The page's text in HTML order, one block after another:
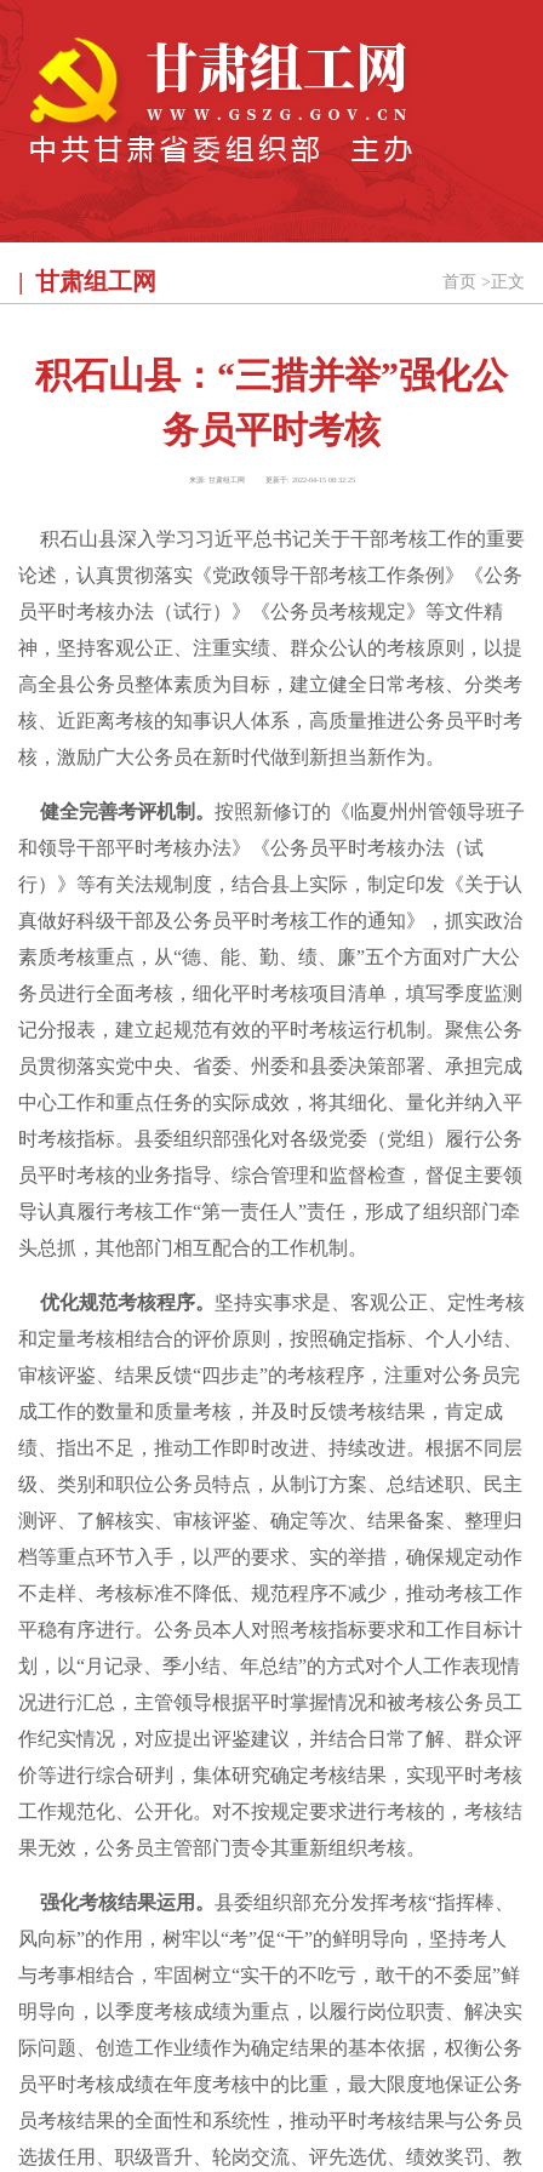
甘肃组工网 首页 > 正文
积石山县：“三措并举”强化公
务员平时考核
来源: 甘肃组工网 更新于: 2022-04-15 08:32:25
积石山县深入学习习近平总书记关于干部考核工作的重要
论述，认真贯彻落实《党政领导干部考核工作条例》《公务
员平时考核办法（试行）》《公务员考核规定》等文件精
神，坚持客观公正、注重实绩、群众公认的考核原则，以提
高全县公务员整体素质为目标，建立健全日常考核、分类考
核、近距离考核的知事识人体系，高质量推进公务员平时考
核，激励广大公务员在新时代做到新担当新作为。
健全完善考评机制。 按照新修订的《临夏州州管领导班子
和领导干部平时考核办法》《公务员平时考核办法（试
行）》等有关法规制度，结合县上实际，制定印发《关于认
真做好科级干部及公务员平时考核工作的通知》，抓实政治
素质考核重点，从“德、能、勤、绩、廉”五个方面对广大公
务员进行全面考核，细化平时考核项目清单，填写季度监测
记分报表，建立起规范有效的平时考核运行机制。聚焦公务
员贯彻落实党中央、省委、州委和县委决策部署、承担完成
中心工作和重点任务的实际成效，将其细化、量化并纳入平
时考核指标。县委组织部强化对各级党委（党组）履行公务
员平时考核的业务指导、综合管理和监督检查，督促主要领
导认真履行考核工作“第一责任人”责任，形成了组织部门牵
头总抓，其他部门相互配合的工作机制。
优化规范考核程序。 坚持实事求是、客观公正、定性考核
和定量考核相结合的评价原则，按照确定指标、个人小结、
审核评鉴、结果反馈“四步走”的考核程序，注重对公务员完
成工作的数量和质量考核，并及时反馈考核结果，肯定成
绩、指出不足，推动工作即时改进、持续改进。根据不同层
级、类别和职位公务员特点，从制订方案、总结述职、民主
测评、了解核实、审核评鉴、确定等次、结果备案、整理归
档等重点环节入手，以严的要求、实的举措，确保规定动作
不走样、考核标准不降低、规范程序不减少，推动考核工作
平稳有序进行。公务员本人对照考核指标要求和工作目标计
划，以“月记录、季小结、年总结”的方式对个人工作表现情
况进行汇总，主管领导根据平时掌握情况和被考核公务员工
作纪实情况，对应提出评鉴建议，并结合日常了解、群众评
价等进行综合研判，集体研究确定考核结果，实现平时考核
工作规范化、公开化。对不按规定要求进行考核的，考核结
果无效，公务员主管部门责令其重新组织考核。
强化考核结果运用。 县委组织部充分发挥考核“指挥棒、
风向标”的作用，树牢以“考”促“干”的鲜明导向，坚持考人
与考事相结合，牢固树立“实干的不吃亏，敢干的不委屈”鲜
明导向，以季度考核成绩为重点，以履行岗位职责、解决实
际问题、创造工作业绩作为确定结果的基本依据，权衡公务
员平时考核成绩在年度考核中的比重，最大限度地保证公务
员考核结果的全面性和系统性，推动平时考核结果与公务员
选拔任用、职级晋升、轮岗交流、评先选优、绩效奖罚、教